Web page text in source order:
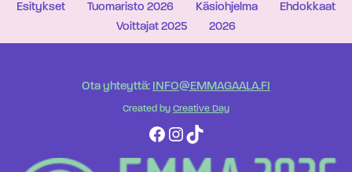
Esitykset
Tuomaristo 2026 Käsiohjelma
Ehdokkaat
Voittajat 2025
2026
Ota yhteyttä: INFO@EMMAGAALA.FI
Created by Creative Day